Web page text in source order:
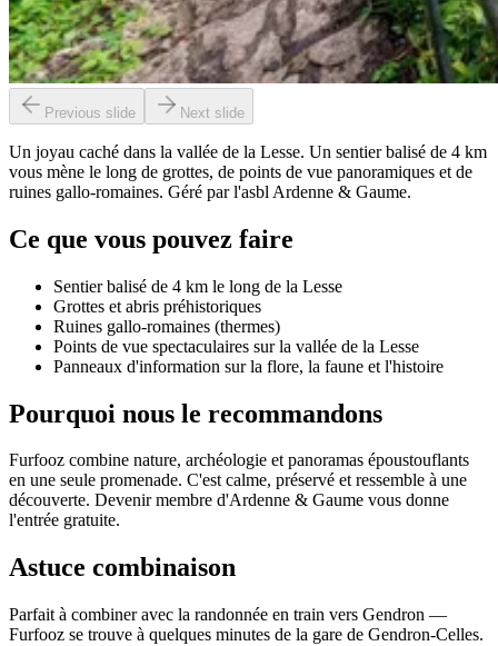
Previous slide Next slide
Un joyau caché dans la vallée de la Lesse. Un sentier balisé de 4 km
vous mène le long de grottes, de points de vue panoramiques et de
ruines gallo-romaines. Géré par l'asbl Ardenne & Gaume.
Ce que vous pouvez faire
Sentier balisé de 4 km le long de la Lesse
Grottes et abris préhistoriques
Ruines gallo-romaines (thermes)
Points de vue spectaculaires sur la vallée de la Lesse
Panneaux d'information sur la flore, la faune et l'histoire
Pourquoi nous le recommandons
Furfooz combine nature, archéologie et panoramas époustouflants
en une seule promenade. C'est calme, préservé et ressemble à une
découverte. Devenir membre d'Ardenne & Gaume vous donne
l'entrée gratuite.
Astuce combinaison
Parfait à combiner avec la randonnée en train vers Gendron —
Furfooz se trouve à quelques minutes de la gare de Gendron-Celles.